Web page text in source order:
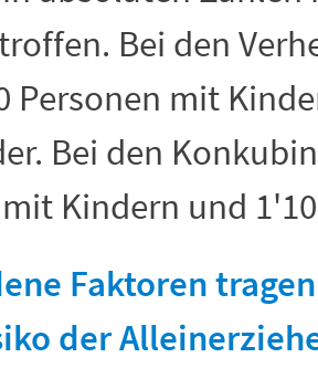
Bei den
Personen mit
Bei den
Kindern und
Faktoren
der